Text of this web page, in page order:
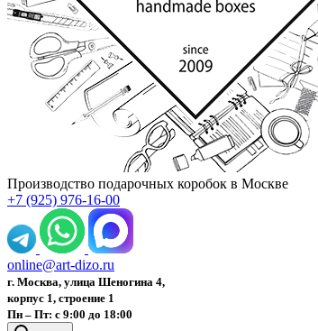
Производство подарочных коробок в Москве
+7 (925) 976-16-00
online@art-dizo.ru
г. Москва, улица Шеногина 4,
корпус 1, строение 1
Пн – Пт: с 9:00 до 18:00